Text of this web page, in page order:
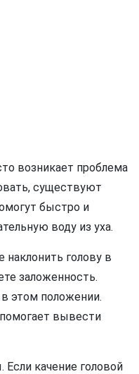
возникает проблема
существуют
быстро и
воду из уха.
наклонить голову в
заложенность.
этом положении.
вывести
качение головой